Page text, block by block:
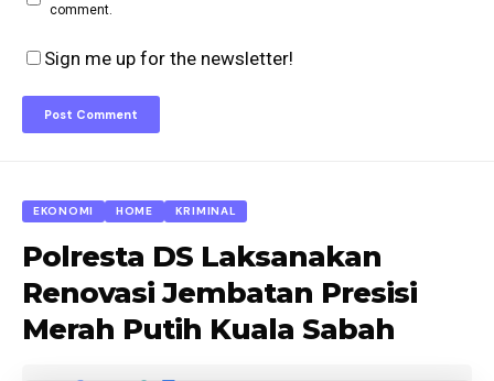
comment.
Sign me up for the newsletter!
EKONOMI HOME KRIMINAL
Polresta DS Laksanakan
Renovasi Jembatan Presisi
Merah Putih Kuala Sabah